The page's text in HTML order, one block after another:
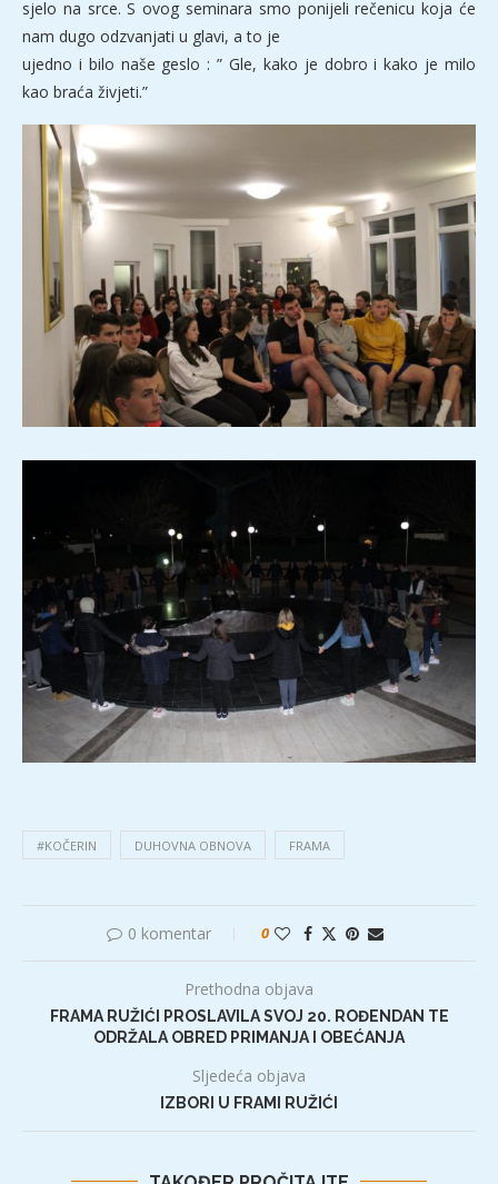
sjelo na srce. S ovog seminara smo ponijeli rečenicu koja će
nam dugo odzvanjati u glavi, a to je
ujedno i bilo naše geslo : ” Gle, kako je dobro i kako je milo
kao braća živjeti.”
#KOČERIN DUHOVNA OBNOVA FRAMA
0 komentar 0
Prethodna objava
FRAMA RUŽIĆI PROSLAVILA SVOJ 20. ROĐENDAN TE
ODRŽALA OBRED PRIMANJA I OBEĆANJA
Sljedeća objava
IZBORI U FRAMI RUŽIĆI